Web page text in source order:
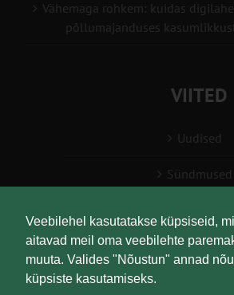
Veebilehel kasutatakse küpsiseid,
aitavad meil oma veebilehte
muuta. Valides "Nõustun" annad
küpsiste kasutamiseks.
Vähemaga rohkem: kuidas
põllumajanduses
VIITED
Uudised
Sündmused
Teabesalv
Liitu